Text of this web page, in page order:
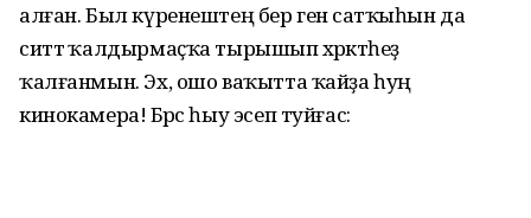
алған. Был күренештең бер генә сатҡыһын да
ситтә ҡалдырмаҫҡа тырышып хәрәкәтһеҙ
ҡалғанмын. Эх, ошо ваҡытта ҡайҙа һуң
кинокамера! Бәрәс һыу эсеп туйғас: